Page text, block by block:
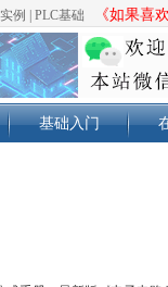
例 PLC基础 《如果喜
基础入门